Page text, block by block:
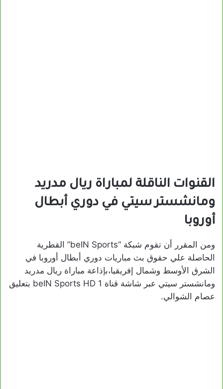
القنوات الناقلة لمباراة ريال مدريد
ومانشستر سيتي في دوري أبطال
أوروبا
ومن المقرر أن تقوم شبكة “beIN Sports” القطرية
الحاصلة علي حقوق بث مباريات دوري أبطال أوروبا في
الشرق الأوسط وشمال إفريقيا،بإذاعة مباراة ريال مدريد
ومانشستر سيتي عبر شاشة قناة beIN Sports HD 1 بتعليق
عصام الشوالي.